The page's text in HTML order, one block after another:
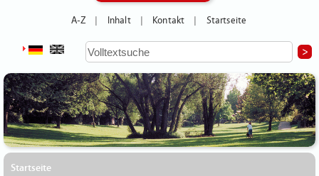
A-Z Inhalt Kontakt Startseite
Startseite